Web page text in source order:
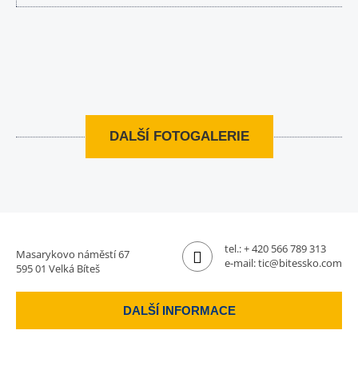
DALŠÍ FOTOGALERIE
Masarykovo náměstí 67
595 01 Velká Bíteš
tel.:+ 420 566 789 313
e-mail:tic@bitessko.com
DALŠÍ INFORMACE